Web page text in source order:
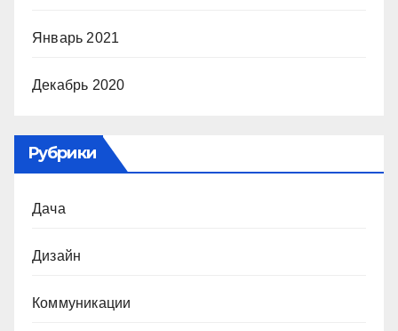
Январь 2021
Декабрь 2020
Рубрики
Дача
Дизайн
Коммуникации